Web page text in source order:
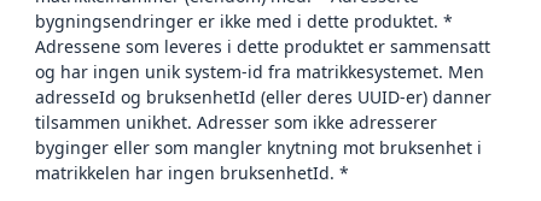
bygningsendringer er ikke med i dette produktet. *
Adressene som leveres i dette produktet er sammensatt
og har ingen unik system-id fra matrikkesystemet. Men
adresseId og bruksenhetId (eller deres UUID-er) danner
tilsammen unikhet. Adresser som ikke adresserer
byginger eller som mangler knytning mot bruksenhet i
matrikkelen har ingen bruksenhetId. *